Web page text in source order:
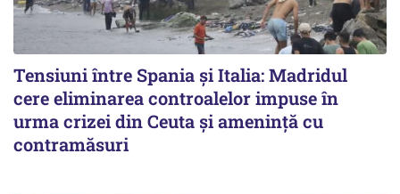
Tensiuni între Spania și Italia: Madridul
cere eliminarea controalelor impuse în
urma crizei din Ceuta și amenință cu
contramăsuri